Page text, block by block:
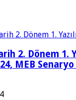
2. Dönem 1.
MEB Senaryo